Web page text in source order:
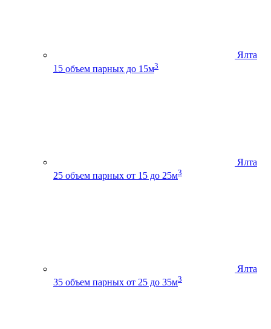
Ялта
15 объем парных до 15м3
Ялта
25 объем парных от 15 до 25м3
Ялта
35 объем парных от 25 до 35м3